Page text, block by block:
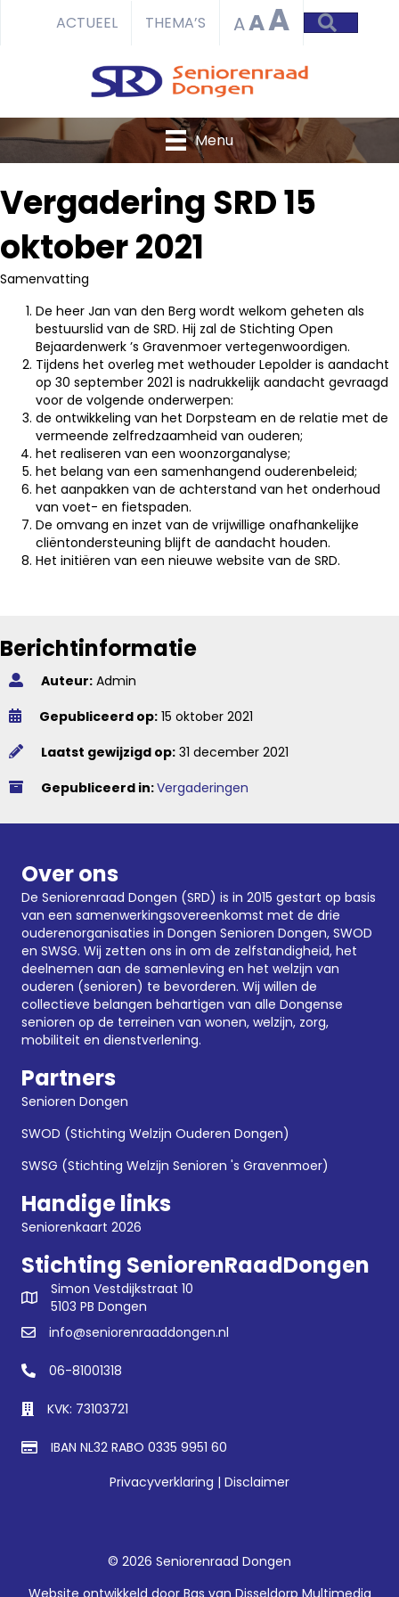
ACTUEEL THEMA’S AAA
Menu
Vergadering SRD 15
oktober 2021
Samenvatting
De heer Jan van den Berg wordt welkom geheten als
bestuurslid van de SRD. Hij zal de Stichting Open
Bejaardenwerk ’s Gravenmoer vertegenwoordigen.
Tijdens het overleg met wethouder Lepolder is aandacht
op 30 september 2021 is nadrukkelijk aandacht gevraagd
voor de volgende onderwerpen:
de ontwikkeling van het Dorpsteam en de relatie met de
vermeende zelfredzaamheid van ouderen;
het realiseren van een woonzorganalyse;
het belang van een samenhangend ouderenbeleid;
het aanpakken van de achterstand van het onderhoud
van voet- en fietspaden.
De omvang en inzet van de vrijwillige onafhankelijke
cliëntondersteuning blijft de aandacht houden.
Het initiëren van een nieuwe website van de SRD.
Berichtinformatie
Auteur: Admin
Gepubliceerd op: 15 oktober 2021
Laatst gewijzigd op: 31 december 2021
Gepubliceerd in:Vergaderingen
Over ons
De Seniorenraad Dongen (SRD) is in 2015 gestart op basis
van een samenwerkingsovereenkomst met de drie
ouderenorganisaties in Dongen Senioren Dongen, SWOD
en SWSG. Wij zetten ons in om de zelfstandigheid, het
deelnemen aan de samenleving en het welzijn van
ouderen (senioren) te bevorderen. Wij willen de
collectieve belangen behartigen van alle Dongense
senioren op de terreinen van wonen, welzijn, zorg,
mobiliteit en dienstverlening.
Partners
Senioren Dongen
SWOD (Stichting Welzijn Ouderen Dongen)
SWSG (Stichting Welzijn Senioren 's Gravenmoer)
Handige links
Seniorenkaart 2026
Stichting SeniorenRaadDongen
Simon Vestdijkstraat 10
5103 PB Dongen
info@seniorenraaddongen.nl
06-81001318
KVK: 73103721
IBAN NL32 RABO 0335 9951 60
Privacyverklaring | Disclaimer
© 2026 Seniorenraad Dongen
Website ontwikkeld door Bas van Disseldorp Multimedia